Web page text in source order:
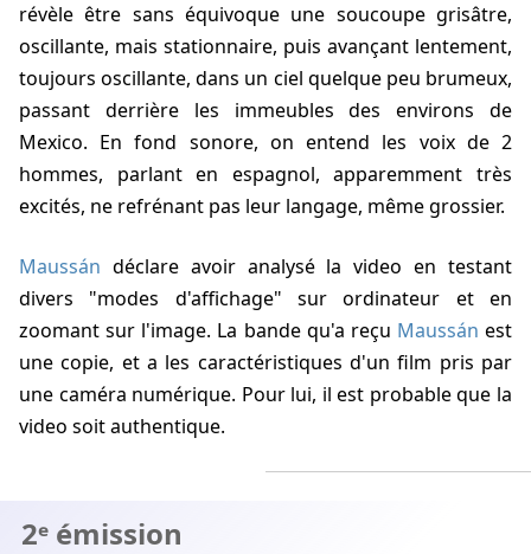
révèle être sans équivoque une soucoupe grisâtre,
oscillante, mais stationnaire, puis avançant lentement,
toujours oscillante, dans un ciel quelque peu brumeux,
passant derrière les immeubles des environs de
Mexico. En fond sonore, on entend les voix de 2
hommes, parlant en espagnol, apparemment très
excités, ne refrénant pas leur langage, même grossier.
Maussán déclare avoir analysé la video en testant
divers "modes d'affichage" sur ordinateur et en
zoomant sur l'image. La bande qu'a reçu Maussán est
une copie, et a les caractéristiques d'un film pris par
une caméra numérique. Pour lui, il est probable que la
video soit authentique.
2ᵉ émission